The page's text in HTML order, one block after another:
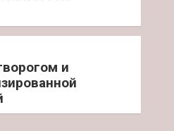
и